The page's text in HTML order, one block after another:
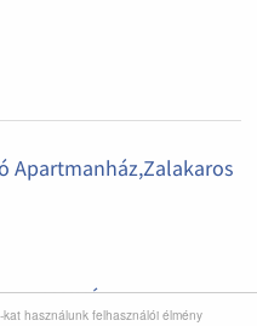
használunk felhasználói élmény
Apartmanház,Zalakaros
JANKÓ